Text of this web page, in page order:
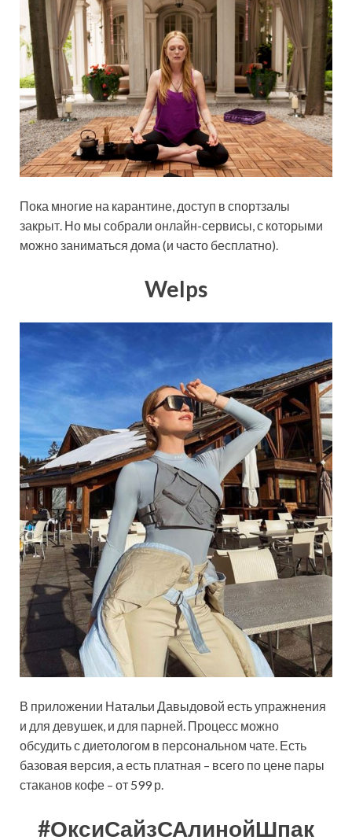
Пока многие на карантине, доступ в спортзалы
закрыт. Но мы собрали онлайн-сервисы, с которыми
можно заниматься дома (и часто бесплатно).
Welps
В приложении Натальи Давыдовой есть упражнения
и для девушек, и для парней. Процесс можно
обсудить с диетологом в персональном чате. Есть
базовая версия, а есть платная – всего по цене пары
стаканов кофе – от 599 р.
#ОксиСайзСАлинойШпак